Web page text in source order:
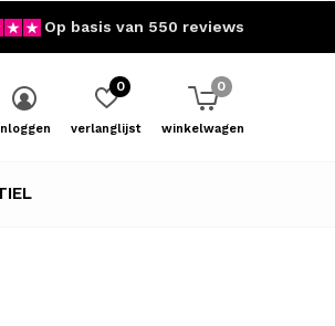
verlanglijst
0
winkelwagen
0
Op basis van 550 reviews